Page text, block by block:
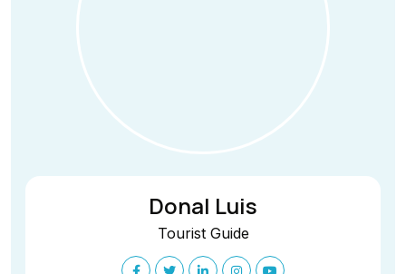
Donal Luis
Tourist Guide